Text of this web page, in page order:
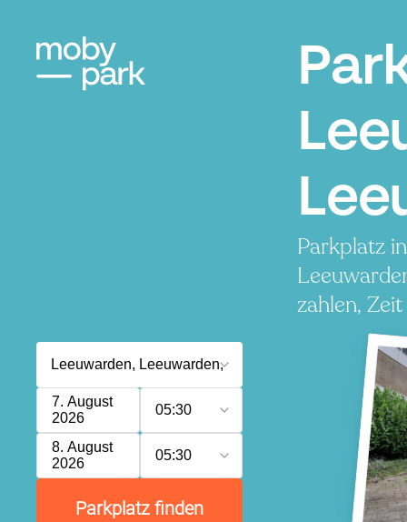
Parkplatz
zahlen,
7. August
2026
05:30
8. August
2026
05:30
Parkplatz finden